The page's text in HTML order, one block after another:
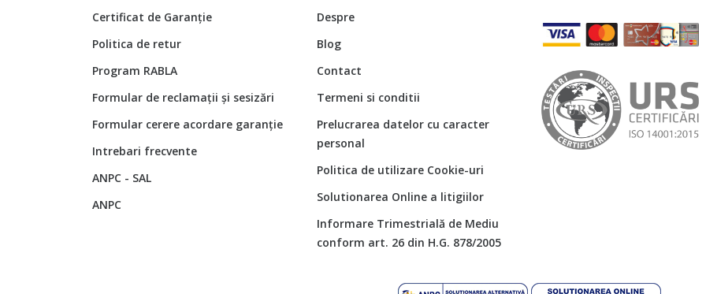
Certificat de Garanție
Politica de retur
Program RABLA
Formular de reclamații și sesizări
Formular cerere acordare garanție
Intrebari frecvente
ANPC - SAL
ANPC
Despre
Blog
Contact
Termeni si conditii
Prelucrarea datelor cu caracter
personal
Politica de utilizare Cookie-uri
Solutionarea Online a litigiilor
Informare Trimestrială de Mediu
conform art. 26 din H.G. 878/2005